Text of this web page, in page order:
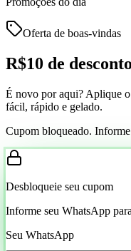
Oferta de boas-vindas
R$10 de desconto
É novo por aqui? Aplique
fácil, rápido e gelado.
Cupom bloqueado.
Desbloqueie seu cupom
Informe seu WhatsApp
Seu WhatsApp